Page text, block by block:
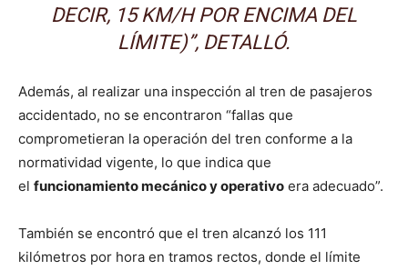
DECIR, 15 KM/H POR ENCIMA DEL
LÍMITE)”, DETALLÓ.
Además, al realizar una inspección al tren de pasajeros
accidentado, no se encontraron “fallas que
comprometieran la operación del tren conforme a la
normatividad vigente, lo que indica que
el funcionamiento mecánico y operativo era adecuado”.
También se encontró que el tren alcanzó los 111
kilómetros por hora en tramos rectos, donde el límite